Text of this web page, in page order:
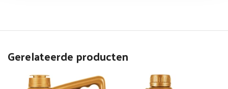
Gerelateerde producten